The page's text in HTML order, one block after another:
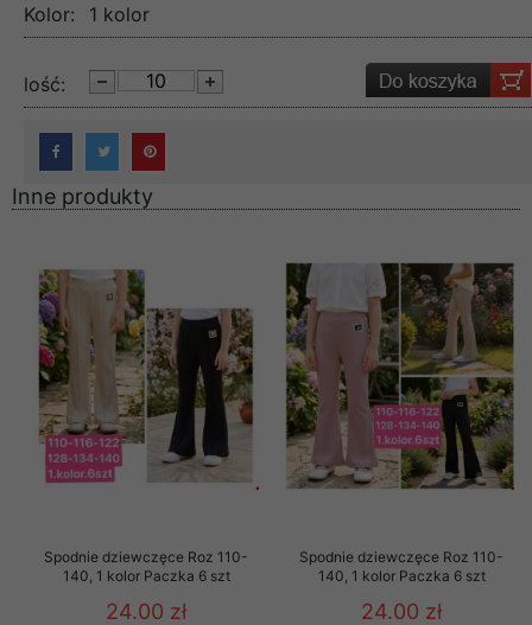
Kolor: 1 kolor
lość:
Inne produkty
Spodnie dziewczęce Roz 110-
140, 1 kolor Paczka 6 szt
24.00 zł
Spodnie dziewczęce Roz 110-
140, 1 kolor Paczka 6 szt
24.00 zł